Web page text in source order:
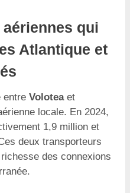
qui
Atlantique et
entre Voloteaet
locale. En 2024,
1,9 million et
deux transporteurs
des connexions